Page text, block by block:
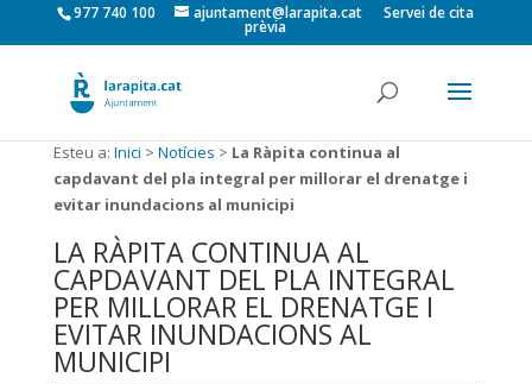
977 740 100 ajuntament@larapita.cat Servei de cita
prèvia
Esteu a: Inici > Notícies > La Ràpita continua al
capdavant del pla integral per millorar el drenatge i
evitar inundacions al municipi
LA RÀPITA CONTINUA AL
CAPDAVANT DEL PLA INTEGRAL
PER MILLORAR EL DRENATGE I
EVITAR INUNDACIONS AL
MUNICIPI